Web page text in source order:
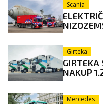
Scania
Girteka
GIRTEKA
NAKUP
Mercedes